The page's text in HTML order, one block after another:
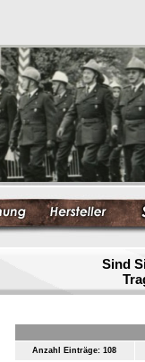
Sind
Anzahl Einträge: 108